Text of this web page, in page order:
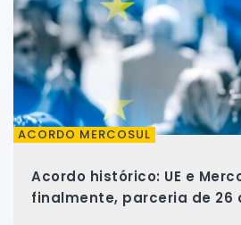
ACORDO MERCOSUL
Acordo histórico: UE e
finalmente, parceria de 26